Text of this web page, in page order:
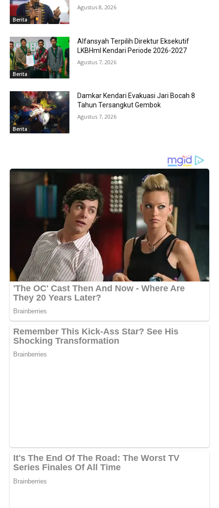
Berita
Agustus 8, 2026
Berita
Alfansyah Terpilih Direktur Eksekutif
LKBHmI Kendari Periode 2026-2027
Agustus 7, 2026
Berita
Damkar Kendari Evakuasi Jari Bocah 8
Tahun Tersangkut Gembok
Agustus 7, 2026